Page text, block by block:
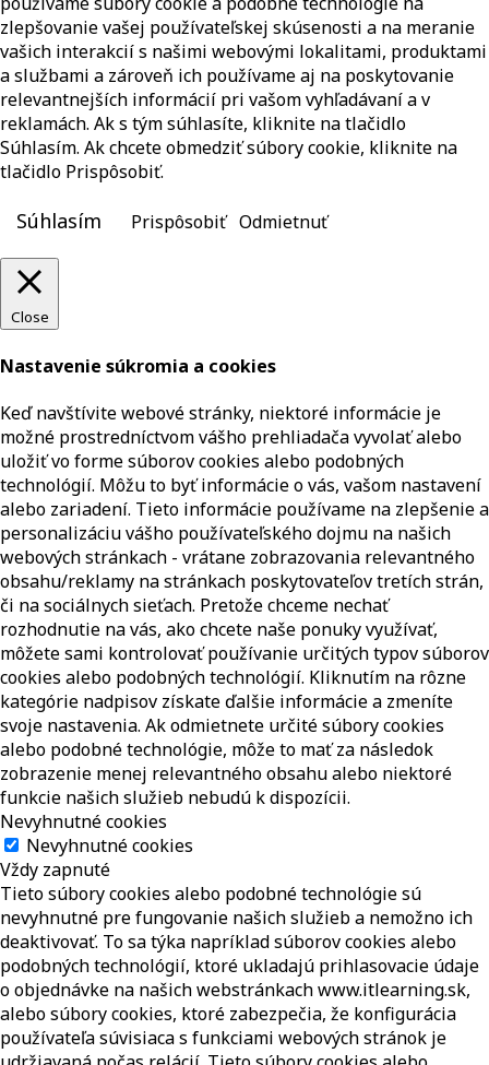
zlepšovanie vašej používateľskej skúsenosti a na meranie
vašich interakcií s našimi webovými lokalitami, produktami
a službami a zároveň ich používame aj na poskytovanie
relevantnejších informácií pri vašom vyhľadávaní a v
reklamách. Ak s tým súhlasíte, kliknite na tlačidlo
Súhlasím. Ak chcete obmedziť súbory cookie, kliknite na
tlačidlo Prispôsobiť.
Súhlasím Prispôsobiť Odmietnuť
Close
Nastavenie súkromia a cookies
Keď navštívite webové stránky, niektoré informácie je
možné prostredníctvom vášho prehliadača vyvolať alebo
uložiť vo forme súborov cookies alebo podobných
technológií. Môžu to byť informácie o vás, vašom nastavení
alebo zariadení. Tieto informácie používame na zlepšenie a
personalizáciu vášho používateľského dojmu na našich
webových stránkach - vrátane zobrazovania relevantného
obsahu/reklamy na stránkach poskytovateľov tretích strán,
či na sociálnych sieťach. Pretože chceme nechať
rozhodnutie na vás, ako chcete naše ponuky využívať,
môžete sami kontrolovať používanie určitých typov súborov
cookies alebo podobných technológií. Kliknutím na rôzne
kategórie nadpisov získate ďalšie informácie a zmeníte
svoje nastavenia. Ak odmietnete určité súbory cookies
alebo podobné technológie, môže to mať za následok
zobrazenie menej relevantného obsahu alebo niektoré
funkcie našich služieb nebudú k dispozícii.
Nevyhnutné cookies
Nevyhnutné cookies
Vždy zapnuté
Tieto súbory cookies alebo podobné technológie sú
nevyhnutné pre fungovanie našich služieb a nemožno ich
deaktivovať. To sa týka napríklad súborov cookies alebo
podobných technológií, ktoré ukladajú prihlasovacie údaje
o objednávke na našich webstránkach www.itlearning.sk,
alebo súbory cookies, ktoré zabezpečia, že konfigurácia
používateľa súvisiaca s funkciami webových stránok je